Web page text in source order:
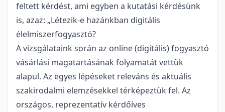
feltett kérdést, ami egyben a kutatási kérdésünk
is, azaz: „Létezik-e hazánkban digitális
élelmiszerfogyasztó?
A vizsgálataink során az online (digitális) fogyasztó
vásárlási magatartásának folyamatát vettük
alapul. Az egyes lépéseket releváns és aktuális
szakirodalmi elemzésekkel térképeztük fel. Az
országos, reprezentatív kérdőíves